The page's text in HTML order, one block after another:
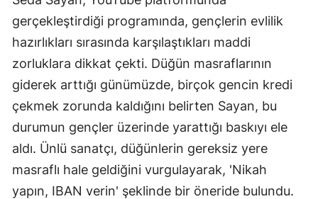
Hatay
Mersin
İstanbul
İzmir
gerçekleştirdiği programında, gençlerin evlilik
hazırlıkları sırasında karşılaştıkları maddi
zorluklara dikkat çekti. Düğün masraflarının
giderek arttığı günümüzde, birçok gencin kredi
çekmek zorunda kaldığını belirten Sayan, bu
durumun gençler üzerinde yarattığı baskıyı ele
aldı. Ünlü sanatçı, düğünlerin gereksiz yere
masraflı hale geldiğini vurgulayarak, 'Nikah
yapın, IBAN verin' şeklinde bir öneride bulundu.